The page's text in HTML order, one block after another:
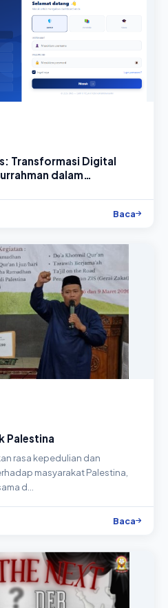
Transformasi Digital
dalam
Baca
Palestina
rasa kepedulian dan
masyarakat Palestina,
d…
Baca